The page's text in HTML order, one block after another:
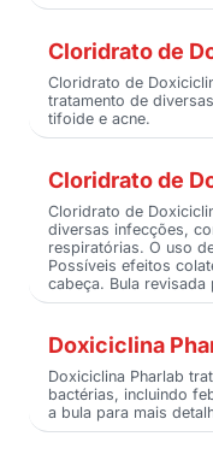
Cloridrato de
Cloridrato de
tratamento de
tifoide e acne.
Cloridrato de
Cloridrato de
diversas infecções,
respiratórias. O uso
Possíveis efeitos
cabeça. Bula
Doxiciclina
Doxiciclina Pharlab
bactérias, incluindo
a bula para mais